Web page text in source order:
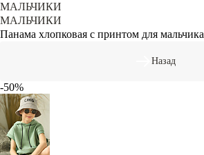
МАЛЬЧИКИ
МАЛЬЧИКИ
Панама хлопковая с принтом для мальчика
Назад
-50%